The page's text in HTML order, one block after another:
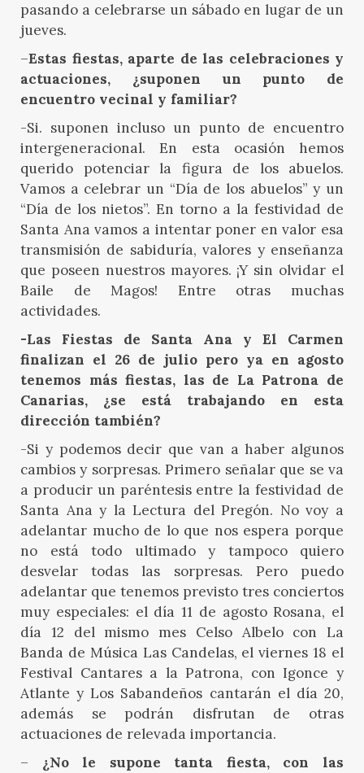
pasando a celebrarse un sábado en lugar de un
jueves.
–Estas fiestas, aparte de las celebraciones y
actuaciones, ¿suponen un punto de
encuentro vecinal y familiar?
-Si. suponen incluso un punto de encuentro
intergeneracional. En esta ocasión hemos
querido potenciar la figura de los abuelos.
Vamos a celebrar un “Día de los abuelos” y un
“Día de los nietos”. En torno a la festividad de
Santa Ana vamos a intentar poner en valor esa
transmisión de sabiduría, valores y enseñanza
que poseen nuestros mayores. ¡Y sin olvidar el
Baile de Magos! Entre otras muchas
actividades.
-Las Fiestas de Santa Ana y El Carmen
finalizan el 26 de julio pero ya en agosto
tenemos más fiestas, las de La Patrona de
Canarias, ¿se está trabajando en esta
dirección también?
-Si y podemos decir que van a haber algunos
cambios y sorpresas. Primero señalar que se va
a producir un paréntesis entre la festividad de
Santa Ana y la Lectura del Pregón. No voy a
adelantar mucho de lo que nos espera porque
no está todo ultimado y tampoco quiero
desvelar todas las sorpresas. Pero puedo
adelantar que tenemos previsto tres conciertos
muy especiales: el día 11 de agosto Rosana, el
día 12 del mismo mes Celso Albelo con La
Banda de Música Las Candelas, el viernes 18 el
Festival Cantares a la Patrona, con Igonce y
Atlante y Los Sabandeños cantarán el día 20,
además se podrán disfrutan de otras
actuaciones de relevada importancia.
– ¿No le supone tanta fiesta, con las